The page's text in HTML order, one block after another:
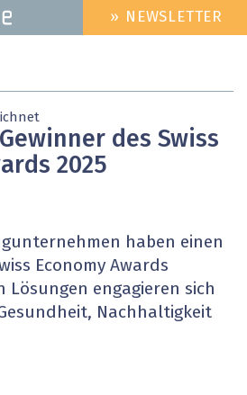
HEADER
MENU
» NEWSLETTER
des Swiss
2025
haben einen
Economy Awards
engagieren sich
Nachhaltigkeit